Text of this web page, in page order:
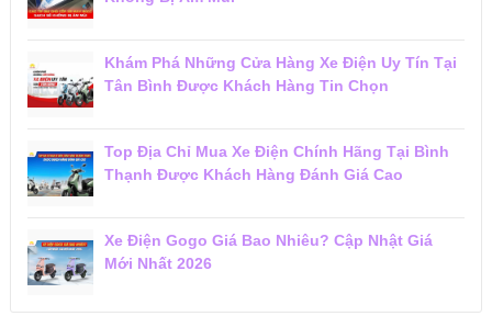
Khám Phá Những Cửa Hàng Xe Điện Uy Tín Tại
Tân Bình Được Khách Hàng Tin Chọn
Top Địa Chỉ Mua Xe Điện Chính Hãng Tại Bình
Thạnh Được Khách Hàng Đánh Giá Cao
Xe Điện Gogo Giá Bao Nhiêu? Cập Nhật Giá
Mới Nhất 2026